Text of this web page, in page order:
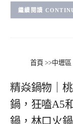
首頁 >>中壢區
精焱鍋物｜
鍋，狂嗑A5
鍋，林口火